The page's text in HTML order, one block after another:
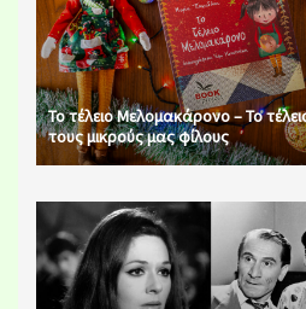
Το τέλειο Μελομακάρονο – Το
τους μικρούς μας φίλους